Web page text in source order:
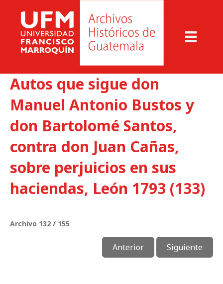
Autos que sigue don
Manuel Antonio Bustos y
don Bartolomé Santos,
contra don Juan Cañas,
sobre perjuicios en sus
haciendas, León 1793 (133)
Archivo 132 / 155
Anterior Siguiente